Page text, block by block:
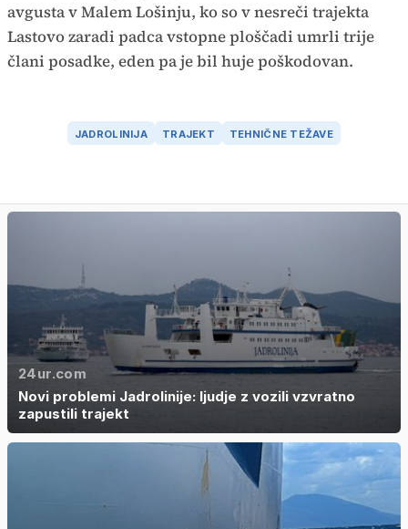
avgusta v Malem Lošinju, ko so v nesreči trajekta
Lastovo zaradi padca vstopne ploščadi umrli trije
člani posadke, eden pa je bil huje poškodovan.
JADROLINIJA TRAJEKT TEHNIČNE TEŽAVE
24ur.com
Novi problemi Jadrolinije: ljudje z vozili vzvratno
zapustili trajekt